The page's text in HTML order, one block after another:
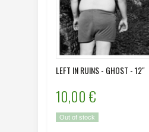
LEFT IN RUINS - GHOST - 12"
10,00 €
Out of stock